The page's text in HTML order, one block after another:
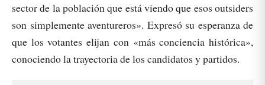
sector de la población que está viendo que esos outsiders
son simplemente aventureros». Expresó su esperanza de
que los votantes elijan con «más conciencia histórica»,
conociendo la trayectoria de los candidatos y partidos.